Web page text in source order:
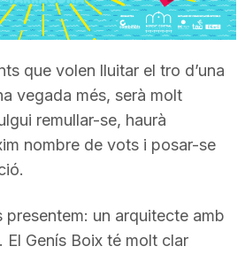
que volen lluitar el tro d’una
vegada més, serà molt
remullar-se, haurà
nombre de vots i posar-se
presentem: un arquitecte amb
El Genís Boix té molt clar